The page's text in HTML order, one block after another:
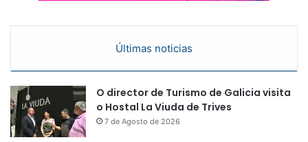
Últimas noticias
O director de Turismo de Galicia visita
o Hostal La Viuda de Trives
7 de Agosto de 2026